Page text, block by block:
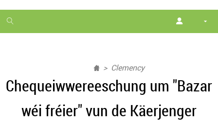
1
month
Clemency
Chequeiwwereeschung um "Bazar
wéi fréier" vun de Käerjenger